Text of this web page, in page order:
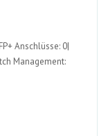
Anschlüsse: 0|
Management: